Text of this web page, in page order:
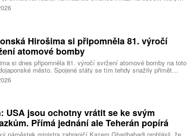
pokládá za součást svého území. Desetidenní manévry se
konat na různých místech po celém ostrově, informovala
Hirošima si připomněla 81. výročí
atomové bomby
si dnes připomněla 81. výročí svržení atomové bomby na toto
město. Spojené státy se tím tehdy snažily přimět
ke kapitulaci na konci druhé světové války. Starosta města
Macui při této příležitosti kritizoval světové velmoci za vedení
USA jsou ochotny vrátit se ke svým
Přímá jednání ale Teherán popírá